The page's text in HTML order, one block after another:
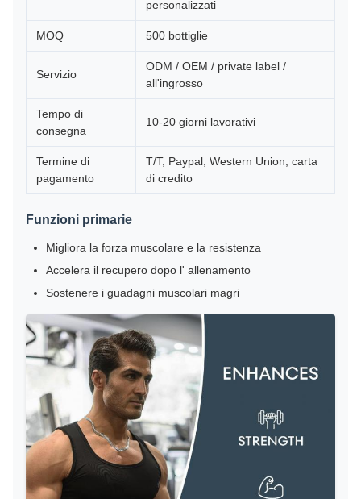
personalizzati
MOQ 500 bottiglie
Servizio
ODM / OEM / private label /
all'ingrosso
Tempo di
consegna
10-20 giorni lavorativi
Termine di
pagamento
T/T, Paypal, Western Union, carta
di credito
Funzioni primarie
Migliora la forza muscolare e la resistenza
Accelera il recupero dopo l' allenamento
Sostenere i guadagni muscolari magri